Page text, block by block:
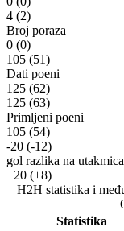
4 (2)
Broj poraza
0 (0)
105 (51)
Dati poeni
125 (62)
125 (63)
Primljeni poeni
105 (54)
-20 (-12)
gol razlika na
+20 (+8)
H2H statistika i
Statistika